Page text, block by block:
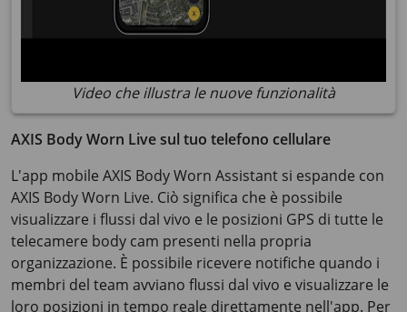
Video che illustra le nuove funzionalità
AXIS Body Worn Live sul tuo telefono cellulare
L'app mobile AXIS Body Worn Assistant si espande con
AXIS Body Worn Live. Ciò significa che è possibile
visualizzare i flussi dal vivo e le posizioni GPS di tutte le
telecamere body cam presenti nella propria
organizzazione. È possibile ricevere notifiche quando i
membri del team avviano flussi dal vivo e visualizzare le
loro posizioni in tempo reale direttamente nell'app. Per